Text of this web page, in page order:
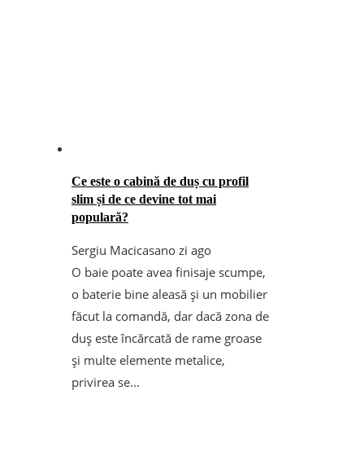
Ce este o cabină de duș cu profil
slim și de ce devine tot mai
populară?
Sergiu Macicasano zi ago
O baie poate avea finisaje scumpe,
o baterie bine aleasă și un mobilier
făcut la comandă, dar dacă zona de
duș este încărcată de rame groase
și multe elemente metalice,
privirea se...